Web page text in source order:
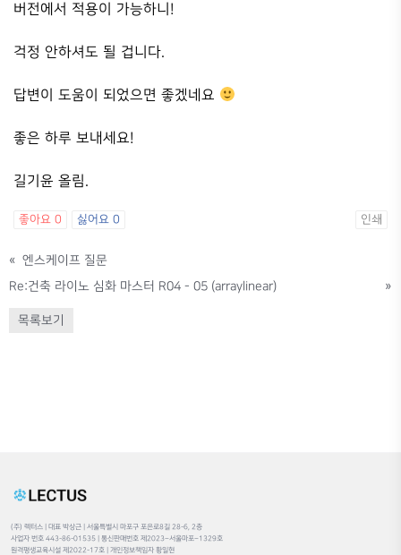
버전에서 적용이 가능하니!
걱정 안하셔도 될 겁니다.
답변이 도움이 되었으면 좋겠네요
좋은 하루 보내세요!
길기윤 올림.
좋아요 0 싫어요 0 인쇄
« 엔스케이프 질문
Re:건축 라이노 심화 마스터 R04 - 05 (arraylinear)
»
목록보기